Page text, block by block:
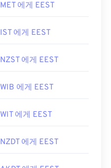
MET 에게 EEST
IST 에게 EEST
NZST 에게 EEST
WIB 에게 EEST
WIT 에게 EEST
NZDT 에게 EEST